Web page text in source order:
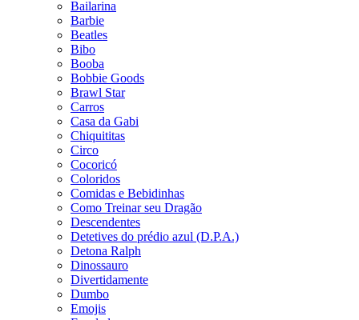
Bailarina
Barbie
Beatles
Bibo
Booba
Bobbie Goods
Brawl Star
Carros
Casa da Gabi
Chiquititas
Circo
Cocoricó
Coloridos
Comidas e Bebidinhas
Como Treinar seu Dragão
Descendentes
Detetives do prédio azul (D.P.A.)
Detona Ralph
Dinossauro
Divertidamente
Dumbo
Emojis